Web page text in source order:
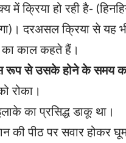
में क्रिया हो रही है-
दरअसल क्रिया से
का काल कहते हैं।
रूप से उसके होने के समय का
रोका।
का प्रसिद्ध डाकू था।
की पीठ पर सवार होकर